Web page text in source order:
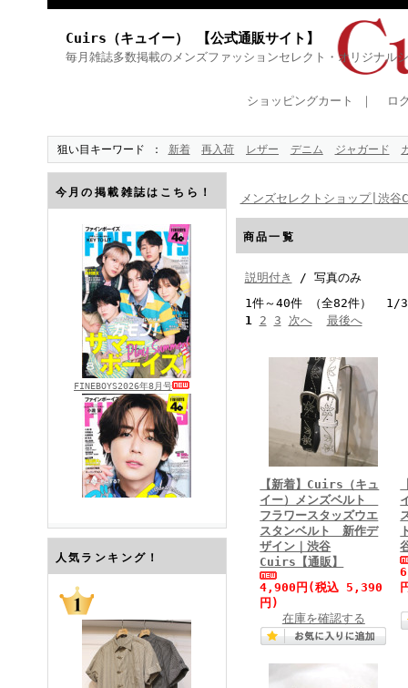
Cuirs（キュイー） 【公式通販サイト】
毎月雑誌多数掲載のメンズファッションセレクト・オリジナル
ショッピングカート ｜ ロ
狙い目キーワード 新着 再入荷 レザー デニム ジャガード
今月の掲載雑誌はこちら！
FINEBOYS2026年8月号
FINEBOYS2026年7月号
人気ランキング！
メンズセレクトショップ|渋
商品一覧
説明付き
/ 写真のみ
1件～40件 （全82件） 1/3
1
2 3 次へ 最後へ
【新着】Cuirs（キュ
イー）メンズベルト
フラワースタッズウエ
スタンベルト 新作デ
ザイン｜渋谷
Cuirs【通販】
4,900円 (税込 5,390
円)
在庫を確認する